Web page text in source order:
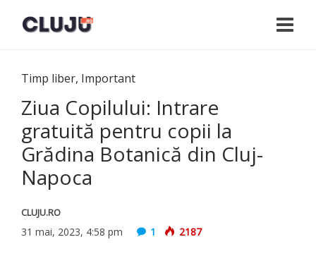
Timp liber, Important
Ziua Copilului: Intrare
gratuită pentru copii la
Grădina Botanică din Cluj-
Napoca
CLUJU.RO
31 mai, 2023, 4:58 pm 1 2187